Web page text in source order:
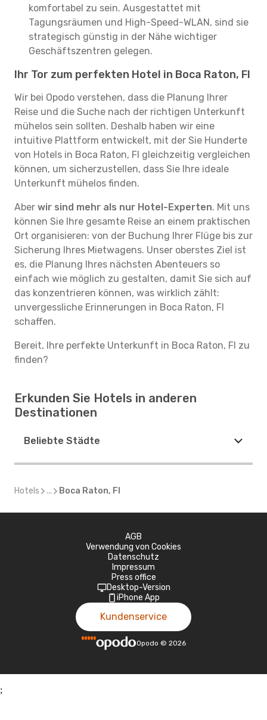
komfortabel zu sein. Ausgestattet mit
Tagungsräumen und High-Speed-WLAN, sind sie
strategisch günstig in der Nähe wichtiger
Geschäftszentren gelegen.
Ihr Tor zum perfekten Hotel in Boca Raton, Fl
Wir bei Opodo verstehen, dass die Planung Ihrer
Reise und die Suche nach der richtigen Unterkunft
mühelos sein sollten. Deshalb haben wir eine
intuitive Plattform entwickelt, mit der Sie Hunderte
von Hotels in Boca Raton, Fl gleichzeitig vergleichen
können, um sicherzustellen, dass Sie Ihre ideale
Unterkunft mühelos finden.
Aber wir sind mehr als nur Hotel-Experten. Mit uns
können Sie Ihre gesamte Reise an einem praktischen
Ort organisieren: von der Buchung Ihrer Flüge bis zur
Sicherung Ihres Mietwagens. Unser oberstes Ziel ist
es, die Planung Ihres nächsten Abenteuers so
einfach wie möglich zu gestalten, damit Sie sich auf
das konzentrieren können, was wirklich zählt:
unvergessliche Erinnerungen in Boca Raton, Fl
schaffen.
Bereit, Ihre perfekte Unterkunft in Boca Raton, Fl zu
finden?
Erkunden Sie Hotels in anderen
Destinationen
Beliebte Städte
Hotels ... Boca Raton, Fl
AGB
Verwendung von Cookies
Datenschutz
Impressum
Press office
Desktop-Version
iPhone App
Kundenservice
Opodo © 2026
;